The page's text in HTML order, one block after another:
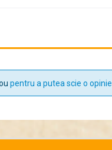
pentru a putea scie o opinie